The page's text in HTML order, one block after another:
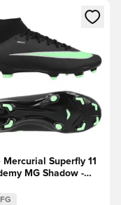
Modal za prijavo ali
Mercurial Superfly 11
MG Shadow -